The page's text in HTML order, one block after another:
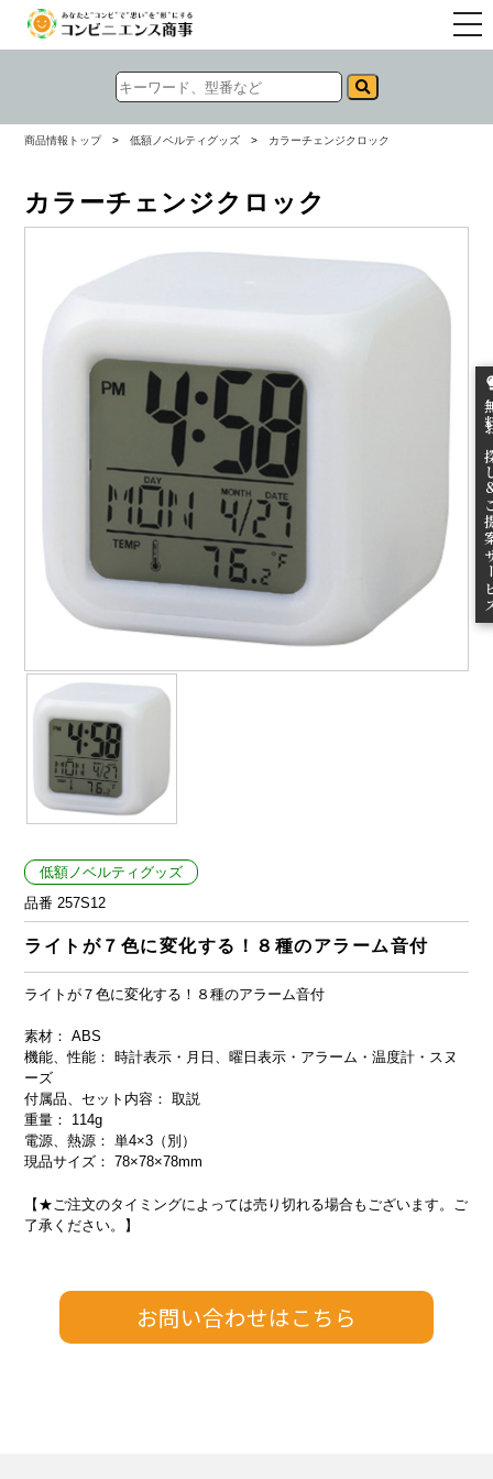
無
ご
商品情報トップ > 低額ノベルティグッズ > カラーチェンジクロック
カラーチェンジクロック
低額ノベルティグッズ
品番 257S12
ライトが７色に変化する！８種のアラーム音付
ライトが７色に変化する！８種のアラーム音付
素材： ABS
機能、性能： 時計表示・月日、曜日表示・アラーム・温度計・スヌ
ーズ
付属品、セット内容： 取説
重量： 114g
電源、熱源： 単4×3（別）
現品サイズ： 78×78×78mm
【★ご注文のタイミングによっては売り切れる場合もございます。ご
了承ください。】